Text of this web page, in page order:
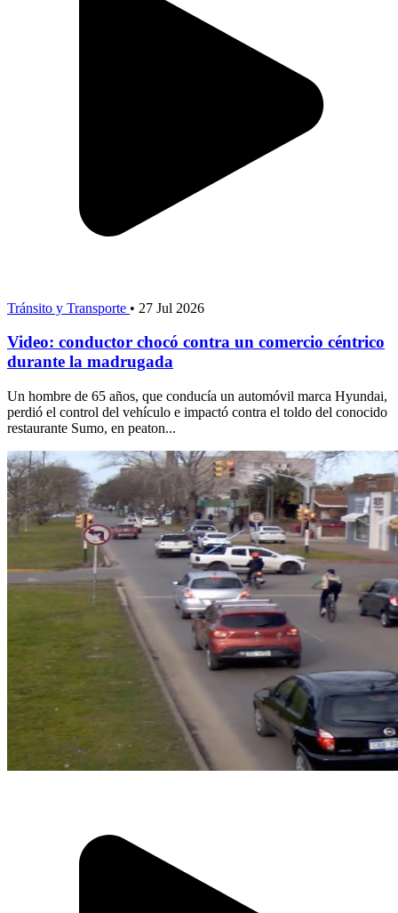
Tránsito y Transporte • 27 Jul 2026
Video: conductor chocó contra un comercio céntrico
durante la madrugada
Un hombre de 65 años, que conducía un automóvil marca Hyundai,
perdió el control del vehículo e impactó contra el toldo del conocido
restaurante Sumo, en peaton...